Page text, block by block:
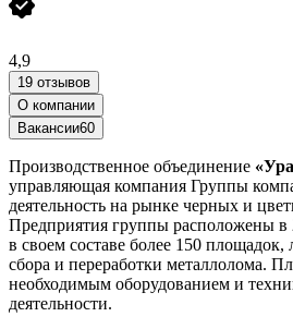
4,9
19 отзывов
О компании
Вакансии60
Производственное объединение
управляющая компания Группы
деятельность на рынке черных и
Предприятия группы расположены
в своем составе более 150
сбора и переработки металлолома.
необходимым оборудованием и
деятельности.